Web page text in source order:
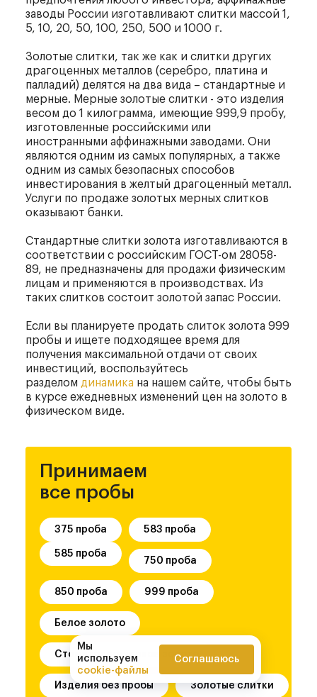
заводы России изготавливают слитки массой 1,
5, 10, 20, 50, 100, 250, 500 и 1000 г.
Золотые слитки, так же как и слитки других
драгоценных металлов (серебро, платина и
палладий) делятся на два вида – стандартные и
мерные. Мерные золотые слитки - это изделия
весом до 1 килограмма, имеющие 999,9 пробу,
изготовленные российскими или
иностранными аффинажными заводами. Они
являются одним из самых популярных, а также
одним из самых безопасных способов
инвестирования в желтый драгоценный металл.
Услуги по продаже золотых мерных слитков
оказывают банки.
Стандартные слитки золота изготавливаются в
соответствии с российским ГОСТ-ом 28058-
89, не предназначены для продажи физическим
лицам и применяются в производствах. Из
таких слитков состоит золотой запас России.
Если вы планируете продать слиток золота 999
пробы и ищете подходящее время для
получения максимальной отдачи от своих
инвестиций, воспользуйтесь
разделом динамика на нашем сайте, чтобы быть
в курсе ежедневных изменений цен на золото в
физическом виде.
Принимаем
все пробы
375 проба 583 проба
585 проба
750 проба
850 проба 999 проба
Белое золото
Стоматологическое золото
Изделия без пробы Золотые слитки
Мы
используем
cookie-файлы
Соглашаюсь